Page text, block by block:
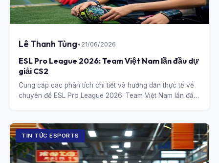
Lê Thanh Tùng • 21/06/2026
ESL Pro League 2026: Team Việt Nam lần đầu dự
giải CS2
Cung cấp các phân tích chi tiết và hướng dẫn thực tế về
chuyên đề ESL Pro League 2026: Team Việt Nam lần đầu
TIN TỨC ESPORTS